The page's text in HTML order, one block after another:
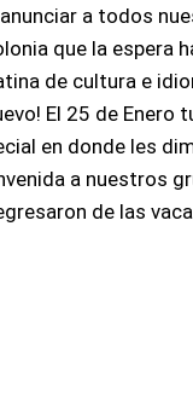
a todos
que la espera
de cultura e
El 25 de Enero
en donde les
a nuestros
de las